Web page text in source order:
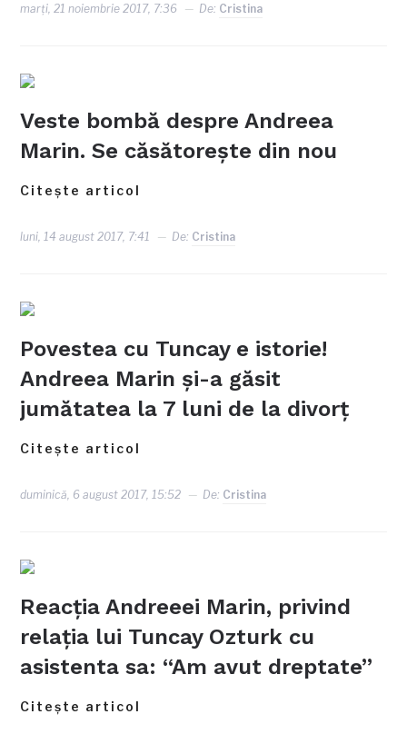
marți, 21 noiembrie 2017, 7:36 De: Cristina
Veste bombă despre Andreea
Marin. Se căsătorește din nou
Citește articol
luni, 14 august 2017, 7:41 De: Cristina
Povestea cu Tuncay e istorie!
Andreea Marin și-a găsit
jumătatea la 7 luni de la divorț
Citește articol
duminică, 6 august 2017, 15:52 De: Cristina
Reacția Andreeei Marin, privind
relaţia lui Tuncay Ozturk cu
asistenta sa: “Am avut dreptate”
Citește articol